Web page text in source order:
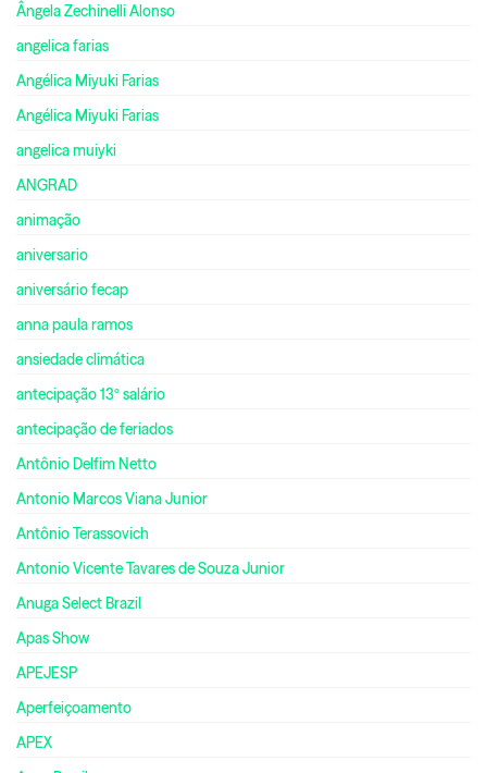
Ângela Zechinelli Alonso
angelica farias
Angélica Miyuki Farias
Angélica Miyuki Farias
angelica muiyki
ANGRAD
animação
aniversario
aniversário fecap
anna paula ramos
ansiedade climática
antecipação 13º salário
antecipação de feriados
Antônio Delfim Netto
Antonio Marcos Viana Junior
Antônio Terassovich
Antonio Vicente Tavares de Souza Junior
Anuga Select Brazil
Apas Show
APEJESP
Aperfeiçoamento
APEX